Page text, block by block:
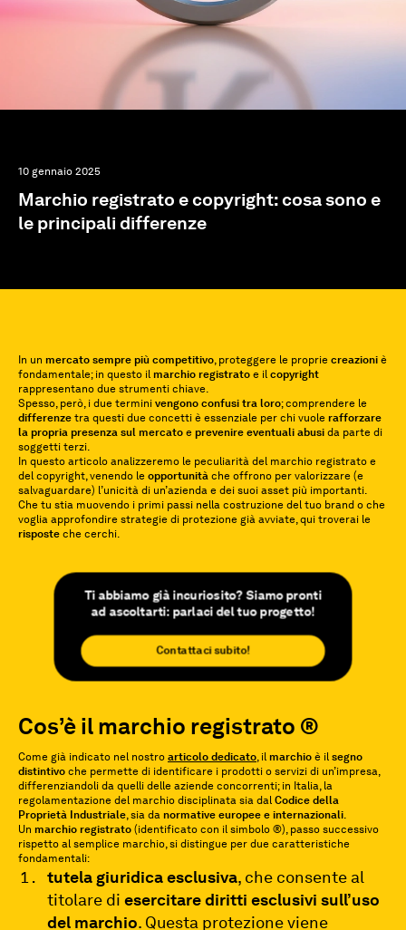
10 gennaio 2025
Marchio registrato e copyright: cosa sono e
le principali differenze
In un mercato sempre più competitivo, proteggere le proprie creazioni è
fondamentale; in questo il marchio registrato e il copyright
rappresentano due strumenti chiave.
Spesso, però, i due termini vengono confusi tra loro; comprendere le
differenze tra questi due concetti è essenziale per chi vuole rafforzare
la propria presenza sul mercato e prevenire eventuali abusi da parte di
soggetti terzi.
In questo articolo analizzeremo le peculiarità del marchio registrato e
del copyright, venendo le opportunità che offrono per valorizzare (e
salvaguardare) l’unicità di un’azienda e dei suoi asset più importanti.
Che tu stia muovendo i primi passi nella costruzione del tuo brand o che
voglia approfondire strategie di protezione già avviate, qui troverai le
risposte che cerchi.
Ti abbiamo già incuriosito? Siamo pronti
ad ascoltarti: parlaci del tuo progetto!
Contattaci subito!
Cos’è il marchio registrato ®
Come già indicato nel nostro articolo dedicato, il marchio è il segno
distintivo che permette di identificare i prodotti o servizi di un’impresa,
differenziandoli da quelli delle aziende concorrenti; in Italia, la
regolamentazione del marchio disciplinata sia dal Codice della
Proprietà Industriale, sia da normative europee e internazionali.
Un marchio registrato (identificato con il simbolo ®), passo successivo
rispetto al semplice marchio, si distingue per due caratteristiche
fondamentali:
tutela giuridica esclusiva, che consente al
titolare di esercitare diritti esclusivi sull’uso
del marchio. Questa protezione viene